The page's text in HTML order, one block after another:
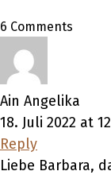
6 Comments
Ain Angelika
18. Juli 2022 at
Reply
Liebe Barbara,